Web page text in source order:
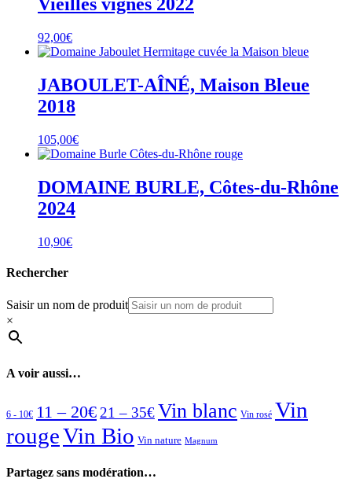
Vieilles vignes 2022
92,00€
JABOULET-AÎNÉ, Maison Bleue
2018
105,00€
DOMAINE BURLE, Côtes-du-Rhône
2024
10,90€
Rechercher
Saisir un nom de produit
×
A voir aussi…
6 - 10€ 11 – 20€ 21 – 35€Vin blanc Vin rosé Vin
rougeVin Bio Vin nature Magnum
Partagez sans modération…